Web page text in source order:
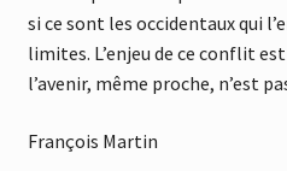
si ce sont les occidentaux qui
limites. L’enjeu de ce conflit
l’avenir, même proche, n’est
François Martin